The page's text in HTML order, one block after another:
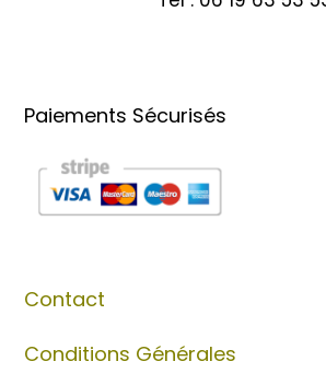
Paiements Sécurisés
Contact
Conditions Générales